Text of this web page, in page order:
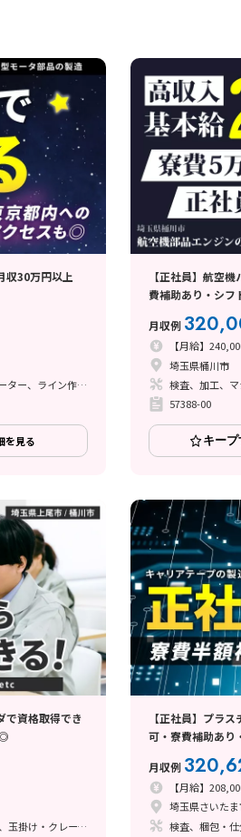
収30万円以上
軽作業、検査、組立・組付け、マシンオペレーター、ライン作業、立ち作業
を見る
【正社員】航空
費補助あり・シフ
月収例
【月給】
埼玉県桶川市
57388-00
キープ
で資格取得でき
検査、マシンオペレーター、フォークリフト、玉掛け・クレーン、立ち作業
【正社員】プラ
可・寮費補助あり
月収例
【月給】
埼玉県さいた
検査、梱包・